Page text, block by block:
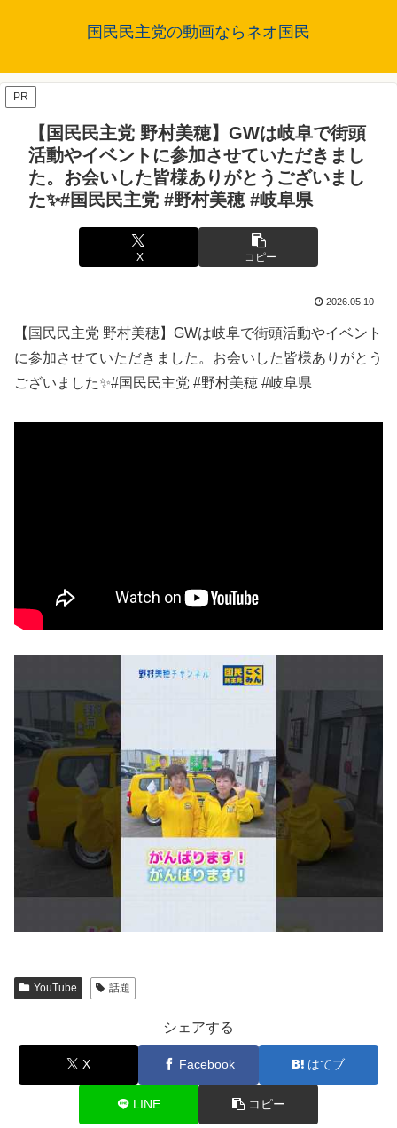
国民民主党の動画ならネオ国民
PR
【国民民主党 野村美穂】GWは岐阜で街頭
活動やイベントに参加させていただきまし
た。お会いした皆様ありがとうございまし
た✨#国民民主党 #野村美穂 #岐阜県
X コピー
2026.05.10
【国民民主党 野村美穂】GWは岐阜で街頭活動やイベント
に参加させていただきました。お会いした皆様ありがとう
ございました✨#国民民主党 #野村美穂 #岐阜県
YouTube 話題
シェアする
X Facebook はてブ
LINE コピー